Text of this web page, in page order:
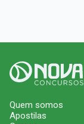
Quem somos
Apostilas